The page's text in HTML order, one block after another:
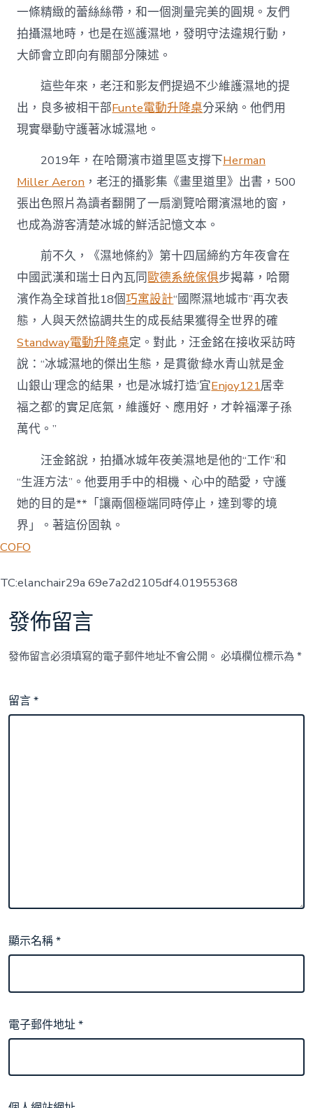
一條精緻的蕾絲絲帶，和一個測量完美的圓規。友們
拍攝濕地時，也是在巡護濕地，發明守法違規行動，
大師會立即向有關部分陳述。
這些年來，老汪和影友們提過不少維護濕地的提
出，良多被相干部Funte電動升降桌分采納。他們用
現實舉動守護著冰城濕地。
2019年，在哈爾濱市道里區支撐下Herman
Miller Aeron ，老汪的攝影集《畫里道里》出書，500
張出色照片為讀者翻開了一扇瀏覽哈爾濱濕地的窗，
也成為游客清楚冰城的鮮活記憶文本。
前不久，《濕地條約》第十四屆締約方年夜會在
中國武漢和瑞士日內瓦同歐德系統傢俱步揭幕，哈爾
濱作為全球首批18個巧寓設計“國際濕地城市”再次表
態，人與天然協調共生的成長結果獲得全世界的確
Standway電動升降桌定。對此，汪金銘在接收采訪時
說：“冰城濕地的傑出生態，是貫徹‘綠水青山就是金
山銀山’理念的結果，也是冰城打造‘宜Enjoy121居幸
福之都’的實足底氣，維護好、應用好，才幹福澤子孫
萬代。”
汪金銘說，拍攝冰城年夜美濕地是他的“工作”和
“生涯方法”。他要用手中的相機、心中的酷愛，守護
她的目的是**「讓兩個極端同時停止，達到零的境
界」。著這份固執。
COFO
TC:elanchair29a 69e7a2d2105df4.01955368
發佈留言
發佈留言必須填寫的電子郵件地址不會公開。 必填欄位標示為*
留言*
顯示名稱*
電子郵件地址*